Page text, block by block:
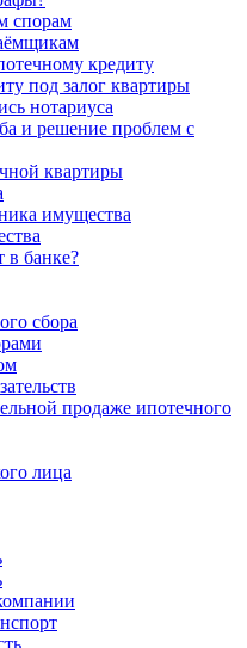
спорам
кредиту
под залог квартиры
нотариуса
и решение проблем с
квартиры
имущества
в банке?
сбора
продаже ипотечного
лица